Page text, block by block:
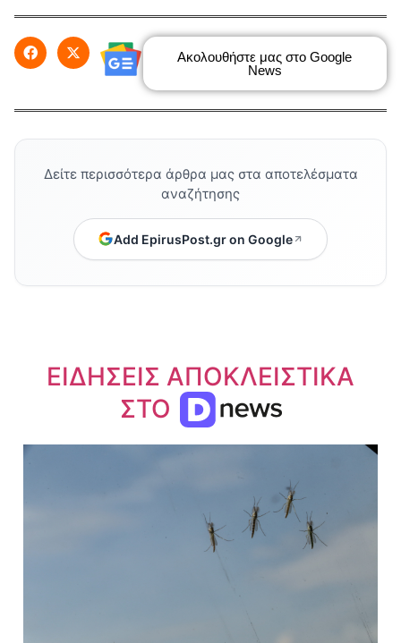
Ακολουθήστε μας στο Google
News
Δείτε περισσότερα άρθρα μας στα αποτελέσματα
αναζήτησης
Add EpirusPost.gr on Google
ΕΙΔΗΣΕΙΣ ΑΠΟΚΛΕΙΣΤΙΚΑ
ΣΤΟ